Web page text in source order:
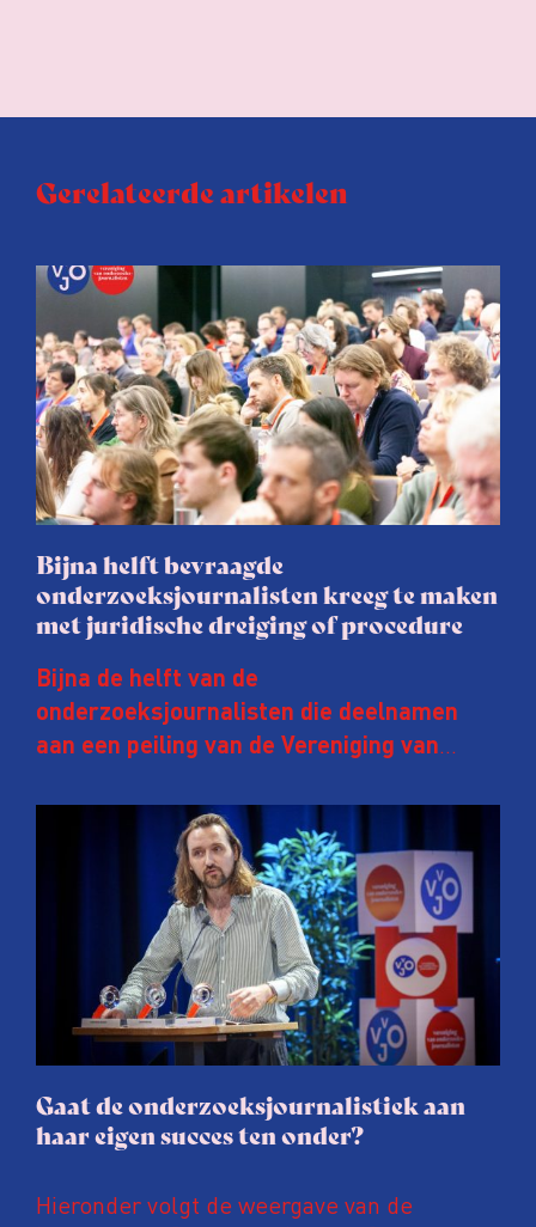
Gerelateerde artikelen
Bijna helft bevraagde
onderzoeksjournalisten kreeg te maken
met juridische dreiging of procedure
Bijna de helft van de
onderzoeksjournalisten die deelnamen
aan een peiling van de Vereniging van
afgelopen twee jaar te maken met
juridische dreiging of een juridische
procedure rond het eigen werk. Dat kost
journalisten tijd, ook ervaren zij stress en
soms worden publicaties aangepast of
gaat de hele publicatie zelfs niet door.
Gaat de onderzoeksjournalistiek aan
haar eigen succes ten onder?
Hieronder volgt de weergave van de